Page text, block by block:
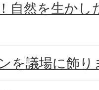
自然を生か
を議場に飾り